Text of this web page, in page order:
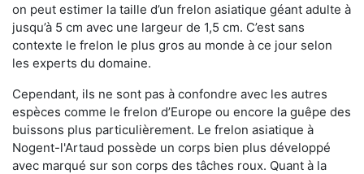
on peut estimer la taille d’un frelon asiatique géant adulte à
jusqu’à 5 cm avec une largeur de 1,5 cm. C’est sans
contexte le frelon le plus gros au monde à ce jour selon
les experts du domaine.
Cependant, ils ne sont pas à confondre avec les autres
espèces comme le frelon d’Europe ou encore la guêpe des
buissons plus particulièrement. Le frelon asiatique à
Nogent-l'Artaud possède un corps bien plus développé
avec marqué sur son corps des tâches roux. Quant à la